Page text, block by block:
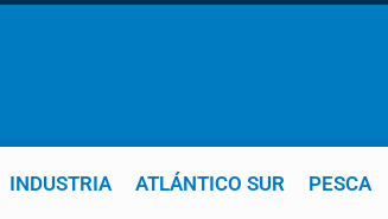
INDUSTRIA ATLÁNTICO SUR PESCA